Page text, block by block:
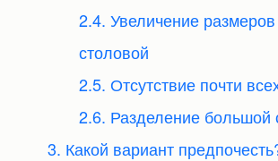
2.4. Увеличение размеров
столовой
2.5. Отсутствие почти
2.6. Разделение большой
3. Какой вариант